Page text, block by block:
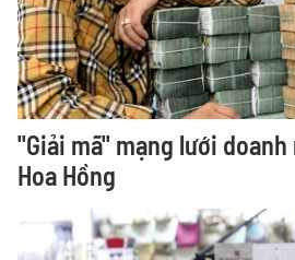
"Giải mã" mạng lưới
Hoa Hồng